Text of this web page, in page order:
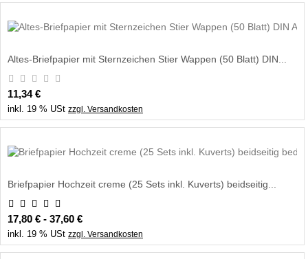
Altes-Briefpapier mit Sternzeichen Stier Wappen (50 Blatt) DIN...
11,34 €
inkl. 19 % USt zzgl. Versandkosten
Briefpapier Hochzeit creme (25 Sets inkl. Kuverts) beidseitig...
17,80 € - 37,60 €
inkl. 19 % USt zzgl. Versandkosten